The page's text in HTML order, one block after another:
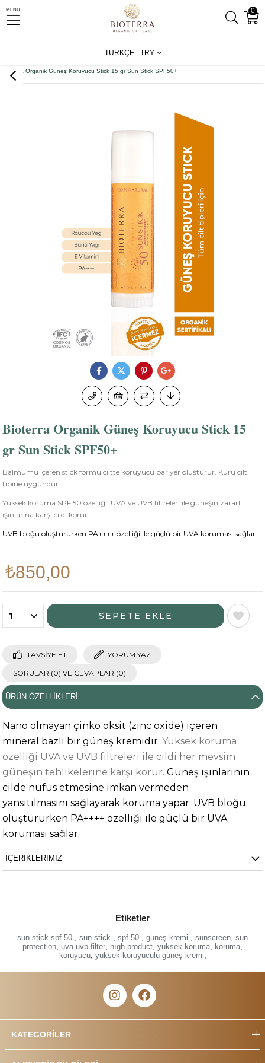
0
MENU
TÜRKÇE - TRY
Bioterra Organik Güneş Koruyucu Stick 15 gr Sun Stick SPF50+
Bioterra Organik Güneş Koruyucu Stick 15
gr Sun Stick SPF50+
Balmumu içeren stick formu ciltte koruyucu bariyer oluşturur. Kuru cilt
tipine uygundur.
Yüksek koruma SPF 50 özelliği UVA ve UVB filtreleri ile güneşin zararlı
ışınlarına karşı cildi korur.
UVB bloğu oluştururken PA++++ özelliği ile güçlü bir UVA koruması sağlar.
₺850,00
TAVSIYE ET YORUM YAZ
SORULAR (0) VE CEVAPLAR (0)
ÜRÜN ÖZELLIKLERI
Nano olmayan çinko oksit (zinc oxide) içeren
mineral bazlı bir güneş kremidir.Yüksek koruma
özelliği UVA ve UVB filtreleri ile cildi her mevsim
güneşin tehlikelerine karşı korur.Güneş ışınlarının
cilde nüfus etmesine imkan vermeden
yansıtılmasını sağlayarak koruma yapar. UVB bloğu
oluştururken PA++++ özelliği ile güçlü bir UVA
koruması sağlar.
•Öne Çıkan İçerikler: Roucou, Buriti, E Vitamini,
Balmumu
çantanızda taşıyabilme ve yenileme imkânı sağlar.
Toplam içeriğin % 100’ü doğal kaynaklıdır, %78,6 sı
organik tarım ile elde edilmiştir. Sentetik ve
Yaş Grupları
İÇERIKLERIMIZ
Etiketler
sun stick spf 50 , sun stick , spf 50 , güneş kremi , sunscreen, sun
protection, uva uvb filter, hıgh product, yüksek koruma, koruma,
koruyucu, yüksek koruyuculu güneş kremi,
KATEGORİLER